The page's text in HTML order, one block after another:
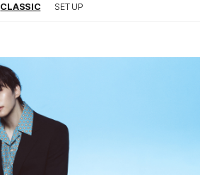
CLASSIC SET UP